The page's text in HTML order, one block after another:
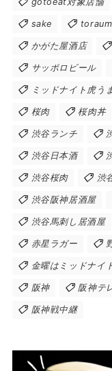
sake
かがた屋酒店
サッポロビール
ミッドナイト虎う
桜肉 桜肉丼
渋谷ランチ
渋谷日本酒
渋谷桜肉 渋
渋谷阪神居酒屋
渋谷馬刺し居酒屋
赤星ラガー
金曜はミッドナイ
阪神 阪神テ
阪神戦中継